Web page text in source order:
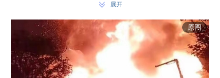
美联储维持利率不变 今年仍有可能降息
广东梅大高速塌方灾害缘何死亡人数不断攀升
展开
原图